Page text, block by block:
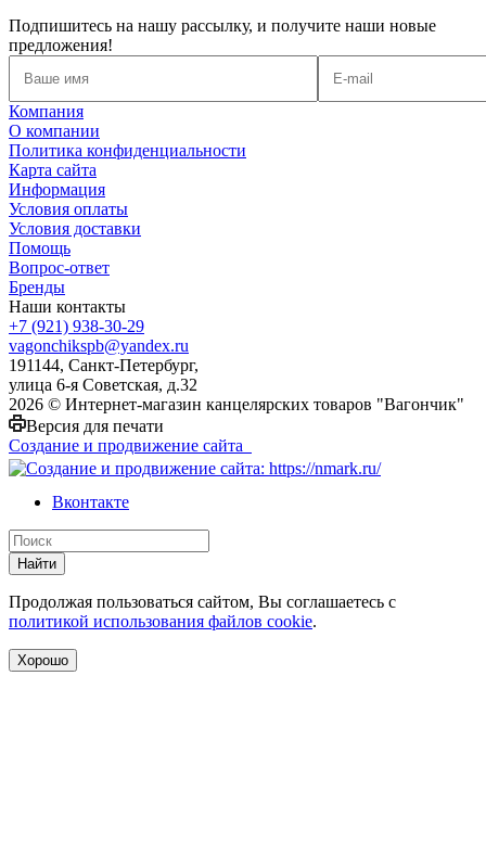
Подпишитесь на нашу рассылку, и получите наши новые
предложения!
Компания
О компании
Политика конфиденциальности
Карта сайта
Информация
Условия оплаты
Условия доставки
Помощь
Вопрос-ответ
Бренды
Наши контакты
+7 (921) 938-30-29
vagonchikspb@yandex.ru
191144, Санкт-Петербург,
улица 6-я Советская, д.32
2026 © Интернет-магазин канцелярских товаров "Вагончик"
Версия для печати
Создание и продвижение сайта
Вконтакте
Найти
Продолжая пользоваться сайтом, Вы соглашаетесь с
политикой использования файлов cookie.
Хорошо